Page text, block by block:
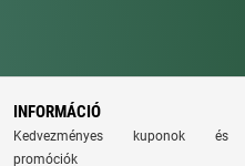
INFORMÁCIÓ
Kedvezményes kuponok és
promóciók